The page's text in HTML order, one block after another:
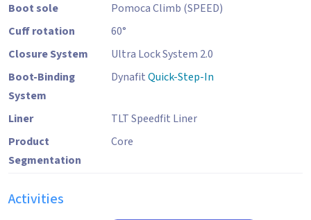
Boot sole
Pomoca Climb (SPEED)
Cuff rotation
60°
Closure System
Ultra Lock System 2.0
Boot-Binding
System
DynafitQuick-Step-In
Liner
TLT Speedfit Liner
Product
Segmentation
Core
Activities